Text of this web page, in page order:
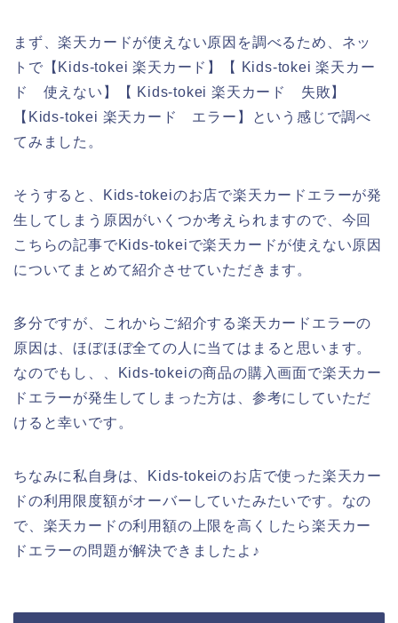
まず、楽天カードが使えない原因を調べるため、ネッ
トで【Kids-tokei 楽天カード】【 Kids-tokei 楽天カー
ド 使えない】【 Kids-tokei 楽天カード 失敗】
【Kids-tokei 楽天カード エラー】という感じで調べ
てみました。
そうすると、Kids-tokeiのお店で楽天カードエラーが発
生してしまう原因がいくつか考えられますので、今回
こちらの記事でKids-tokeiで楽天カードが使えない原因
についてまとめて紹介させていただきます。
多分ですが、これからご紹介する楽天カードエラーの
原因は、ほぼほぼ全ての人に当てはまると思います。
なのでもし、、Kids-tokeiの商品の購入画面で楽天カー
ドエラーが発生してしまった方は、参考にしていただ
けると幸いです。
ちなみに私自身は、Kids-tokeiのお店で使った楽天カー
ドの利用限度額がオーバーしていたみたいです。なの
で、楽天カードの利用額の上限を高くしたら楽天カー
ドエラーの問題が解決できましたよ♪